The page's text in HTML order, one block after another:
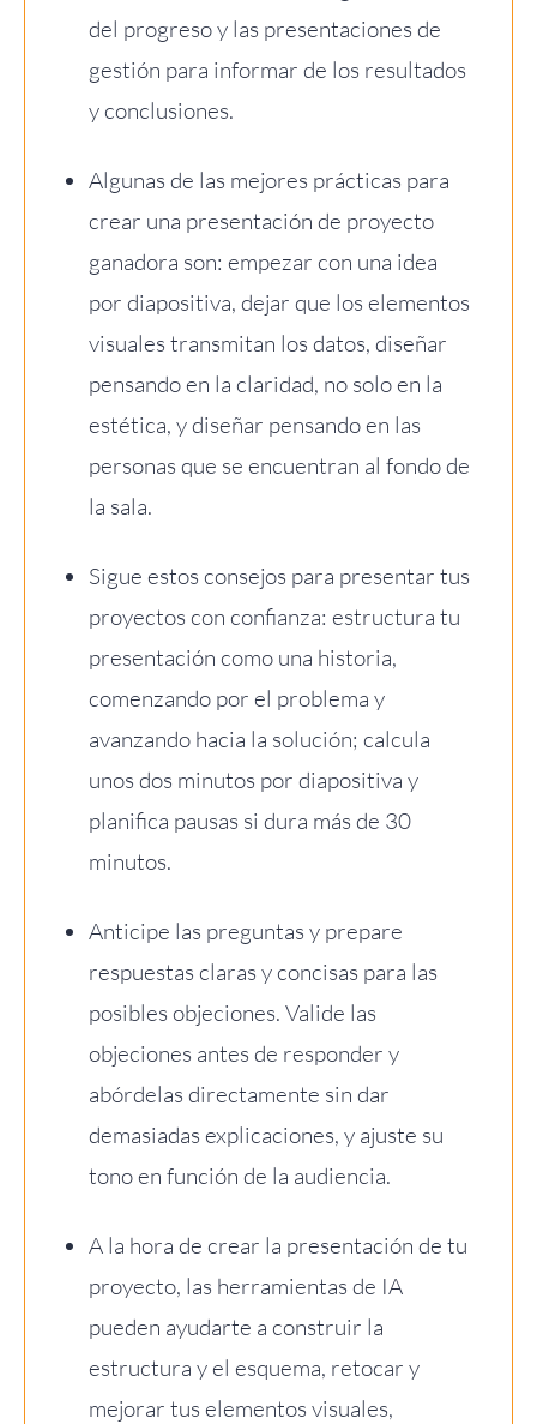
del progreso y las presentaciones de
gestión para informar de los resultados
y conclusiones.
Algunas de las mejores prácticas para
crear una presentación de proyecto
ganadora son: empezar con una idea
por diapositiva, dejar que los elementos
visuales transmitan los datos, diseñar
pensando en la claridad, no solo en la
estética, y diseñar pensando en las
personas que se encuentran al fondo de
la sala.
Sigue estos consejos para presentar tus
proyectos con confianza: estructura tu
presentación como una historia,
comenzando por el problema y
avanzando hacia la solución; calcula
unos dos minutos por diapositiva y
planifica pausas si dura más de 30
minutos.
Anticipe las preguntas y prepare
respuestas claras y concisas para las
posibles objeciones. Valide las
objeciones antes de responder y
abórdelas directamente sin dar
demasiadas explicaciones, y ajuste su
tono en función de la audiencia.
A la hora de crear la presentación de tu
proyecto, las herramientas de IA
pueden ayudarte a construir la
estructura y el esquema, retocar y
mejorar tus elementos visuales,